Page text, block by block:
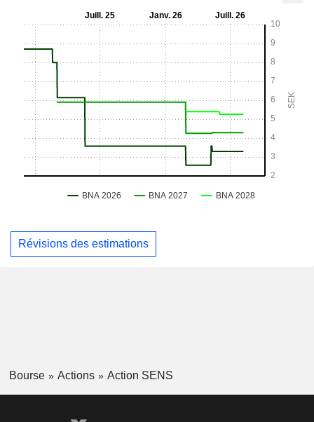
Révisions des estimations
Bourse Actions Action SENS